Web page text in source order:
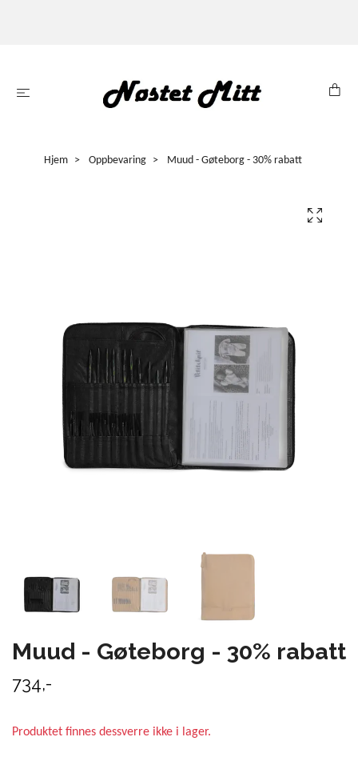
Hjem Oppbevaring Muud - Gøteborg - 30% rabatt
Muud - Gøteborg - 30% rabatt
734,-
Produktet finnes dessverre ikke i lager.